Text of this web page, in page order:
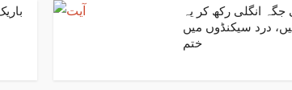
جگہ انگلی رکھ کر یہ
درد سیکنڈوں میں
ختم